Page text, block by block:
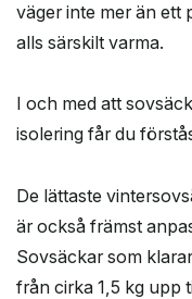
väger inte mer än ett
alls särskilt varma.
I och med att
isolering får du
De lättaste
är också främst
Sovsäckar som
från cirka 1,5 kg upp